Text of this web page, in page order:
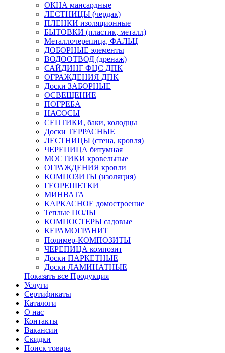
ОКНА мансардные
ЛЕСТНИЦЫ (чердак)
ПЛЕНКИ изоляционные
БЫТОВКИ (пластик, металл)
Металлочерепица, ФАЛЬЦ
ДОБОРНЫЕ элементы
ВОДООТВОД (дренаж)
САЙДИНГ ФЦС ДПК
ОГРАЖДЕНИЯ ДПК
Доски ЗАБОРНЫЕ
ОСВЕЩЕНИЕ
ПОГРЕБА
НАСОСЫ
СЕПТИКИ, баки, колодцы
Доски ТЕРРАСНЫЕ
ЛЕСТНИЦЫ (стена, кровля)
ЧЕРЕПИЦА битумная
МОСТИКИ кровельные
ОГРАЖДЕНИЯ кровли
КОМПОЗИТЫ (изоляция)
ГЕОРЕШЕТКИ
МИНВАТА
КАРКАСНОЕ домостроение
Теплые ПОЛЫ
КОМПОСТЕРЫ садовые
КЕРАМОГРАНИТ
Полимер-КОМПОЗИТЫ
ЧЕРЕПИЦА композит
Доски ПАРКЕТНЫЕ
Доски ЛАМИНАТНЫЕ
Показать все Продукция
Услуги
Сертификаты
Каталоги
О нас
Контакты
Вакансии
Скидки
Поиск товара